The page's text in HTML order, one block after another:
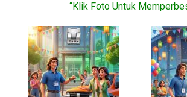
“Klik Foto Untuk